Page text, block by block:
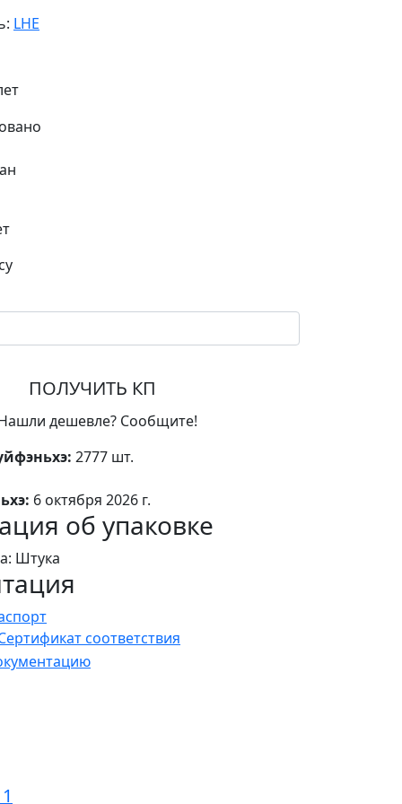
LHE
ПОЛУЧИТЬ КП
дешевле? Сообщите!
2777 шт.
6 октября 2026 г.
об упаковке
Штука
соответствия